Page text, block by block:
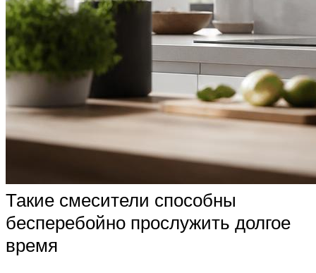
Такие смесители способны
бесперебойно прослужить долгое
время